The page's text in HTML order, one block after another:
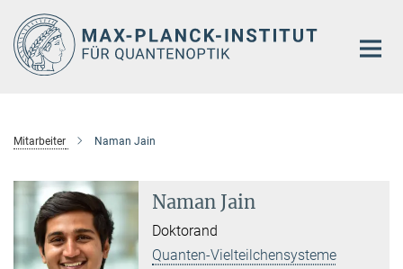
Hauptinhalt
Mitarbeiter Naman Jain
Naman Jain
Doktorand
Quanten-Vielteilchensysteme